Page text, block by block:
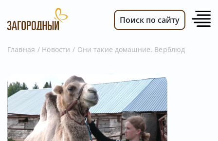
НОВОСТИ
ПЕРЕДАЧИ
ТЕЛЕПРОГРАММА
РЕКЛАМОДАТЕЛЯМ
Поиск по сайту
Главная Новости Они такие домашние. Верблюд